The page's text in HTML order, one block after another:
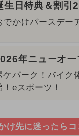
生日特典＆割引
でかけバースデー
年ニューオー
ケパーク！バイク
！eスポーツ！
け先に迷ったらコ